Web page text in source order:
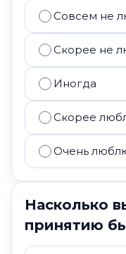
Совсем не
Скорее не
Иногда
Скорее
Очень
Насколько
принятию